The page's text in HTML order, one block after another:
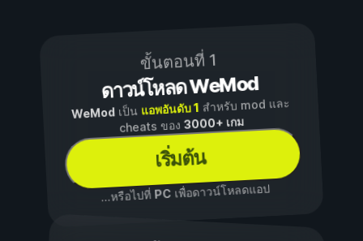
ขั้นตอนที่ 1
ดาวน์โหลด WeMod
WeModเป็น แอพอันดับ 1 สำหรับ mod และ
cheats ของ3000+ เกม
เริ่มต้น
...หรือไปที่ PCเพื่อดาวน์โหลดแอป